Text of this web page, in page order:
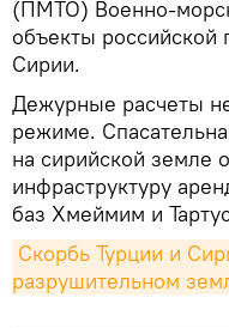
(ПМТО) Военно-
объекты российской
Сирии.
Дежурные расчеты
режиме.
на сирийской земле
инфраструктуру
баз Хмеймим и
Скорбь Турции и
разрушительном